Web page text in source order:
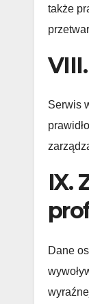
także
Serwis
IX.
Dane